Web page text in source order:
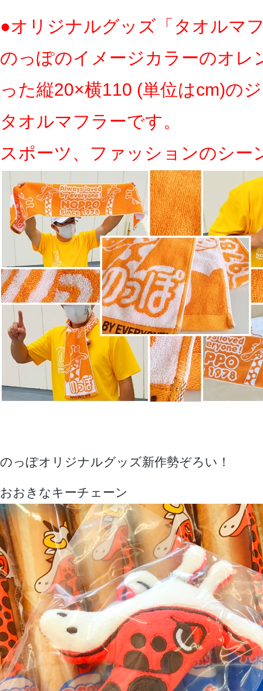
●オリジナルグッズ「タオルマ
のっぽのイメージカラーのオレ
った縦20×横110 (単位はcm)の
タオルマフラーです。
スポーツ、ファッションのシー
のっぽオリジナルグッズ新作勢ぞろい！
おおきなキーチェーン